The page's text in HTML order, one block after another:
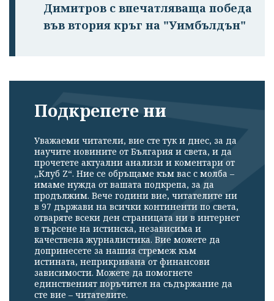
Димитров с впечатляваща победа
във втория кръг на "Уимбълдън"
Подкрепете ни
Уважаеми читатели, вие сте тук и днес, за да
научите новините от България и света, и да
прочетете актуални анализи и коментари от
„Клуб Z“. Ние се обръщаме към вас с молба –
имаме нужда от вашата подкрепа, за да
продължим. Вече години вие, читателите ни
в 97 държави на всички континенти по света,
отваряте всеки ден страницата ни в интернет
в търсене на истинска, независима и
качествена журналистика. Вие можете да
допринесете за нашия стремеж към
истината, неприкривана от финансови
зависимости. Можете да помогнете
единственият поръчител на съдържание да
сте вие – читателите.